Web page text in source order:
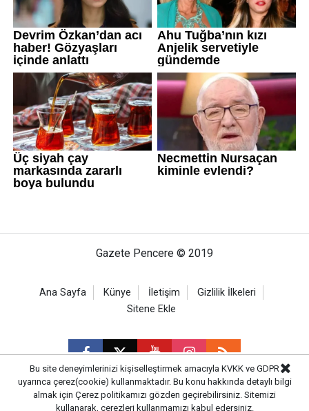
Gazete Pencere © 2019
Ana Sayfa Künye İletişim
Gizlilik İlkeleri
Sitene Ekle
CM Bilişim
Bu site deneyimlerinizi kişiselleştirmek amacıyla KVKK ve GDPR
uyarınca çerez(cookie) kullanmaktadır. Bu konu hakkında detaylı bilgi
almak için Çerez politikamızı gözden geçirebilirsiniz. Sitemizi
kullanarak, çerezleri kullanmamızı kabul edersiniz.